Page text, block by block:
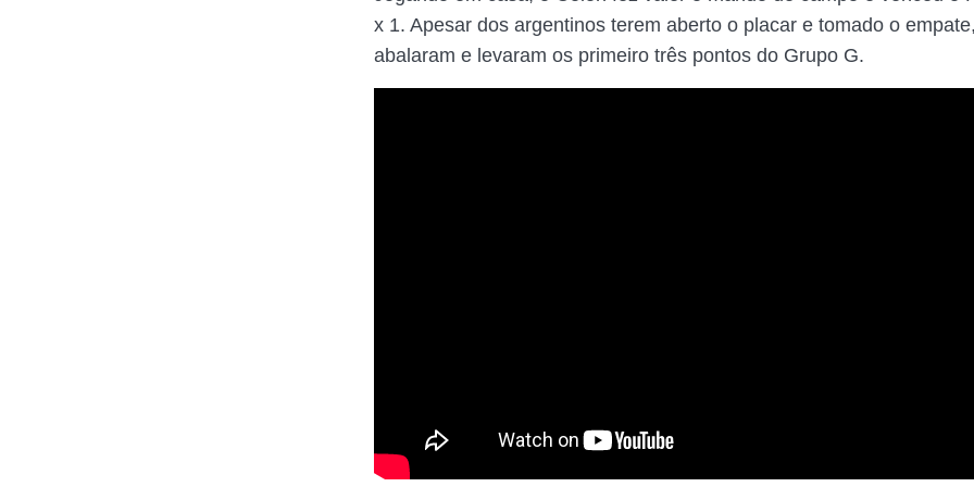
x 1. Apesar dos argentinos terem aberto o placar e tomado o
abalaram e levaram os primeiro três pontos do Grupo G.